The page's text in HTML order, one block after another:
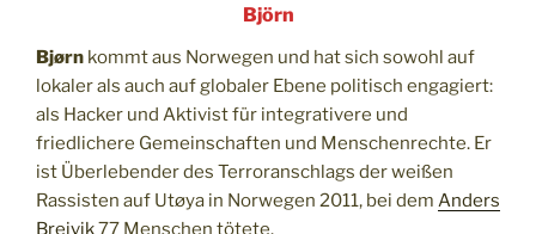
Björn
Bjørn kommt aus Norwegen und hat sich sowohl auf
lokaler als auch auf globaler Ebene politisch engagiert:
als Hacker und Aktivist für integrativere und
friedlichere Gemeinschaften und Menschenrechte. Er
ist Überlebender des Terroranschlags der weißen
Rassisten auf Utøya in Norwegen 2011, bei dem Anders
Breivik77 Menschen tötete.